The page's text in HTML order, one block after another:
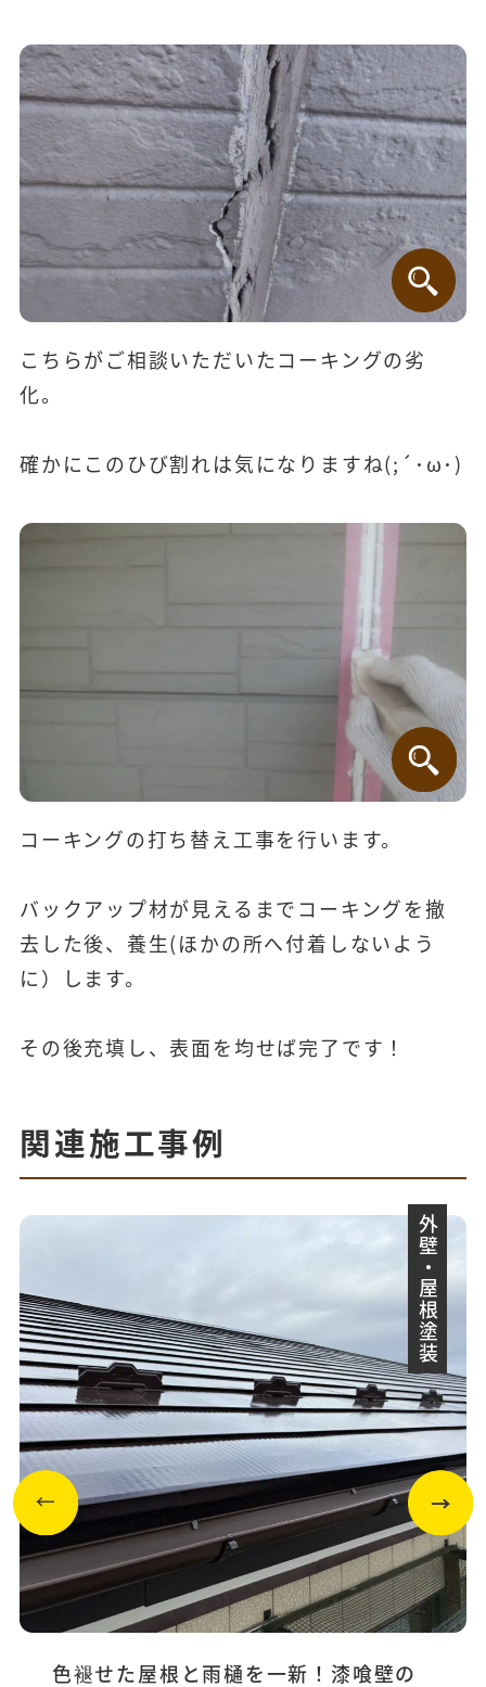
こちらがご相談いただいたコーキングの劣
化。
確かにこのひび割れは気になりますね(;´･ω･)
コーキングの打ち替え工事を行います。
バックアップ材が見えるまでコーキングを撤
去した後、養生(ほかの所へ付着しないよう
に）します。
その後充填し、表面を均せば完了です！
関連施工事例
外壁・屋根塗装
色褪せた屋根と雨樋を一新！漆喰壁の